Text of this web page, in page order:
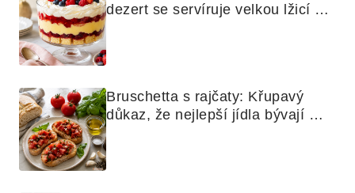
dezert se servíruje velkou lžicí
Bruschetta s rajčaty: Křupavý
důkaz, že nejlepší jídla bývají